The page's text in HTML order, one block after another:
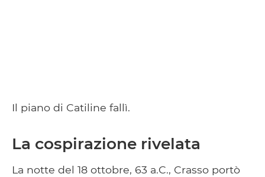
Il piano di Catiline fallì.
La cospirazione rivelata
La notte del 18 ottobre, 63 a.C., Crasso portò